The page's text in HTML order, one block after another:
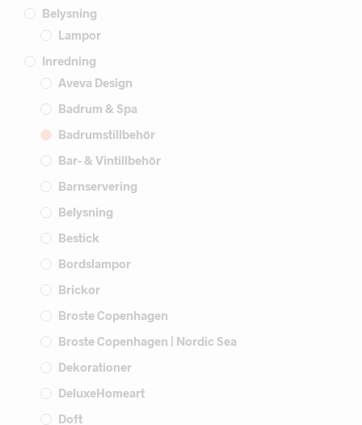
Belysning
Lampor
Inredning
Aveva Design
Badrum & Spa
Badrumstillbehör
Bar- & Vintillbehör
Barnservering
Belysning
Bestick
Bordslampor
Brickor
Broste Copenhagen
Broste Copenhagen | Nordic Sea
Dekorationer
DeluxeHomeart
Doft